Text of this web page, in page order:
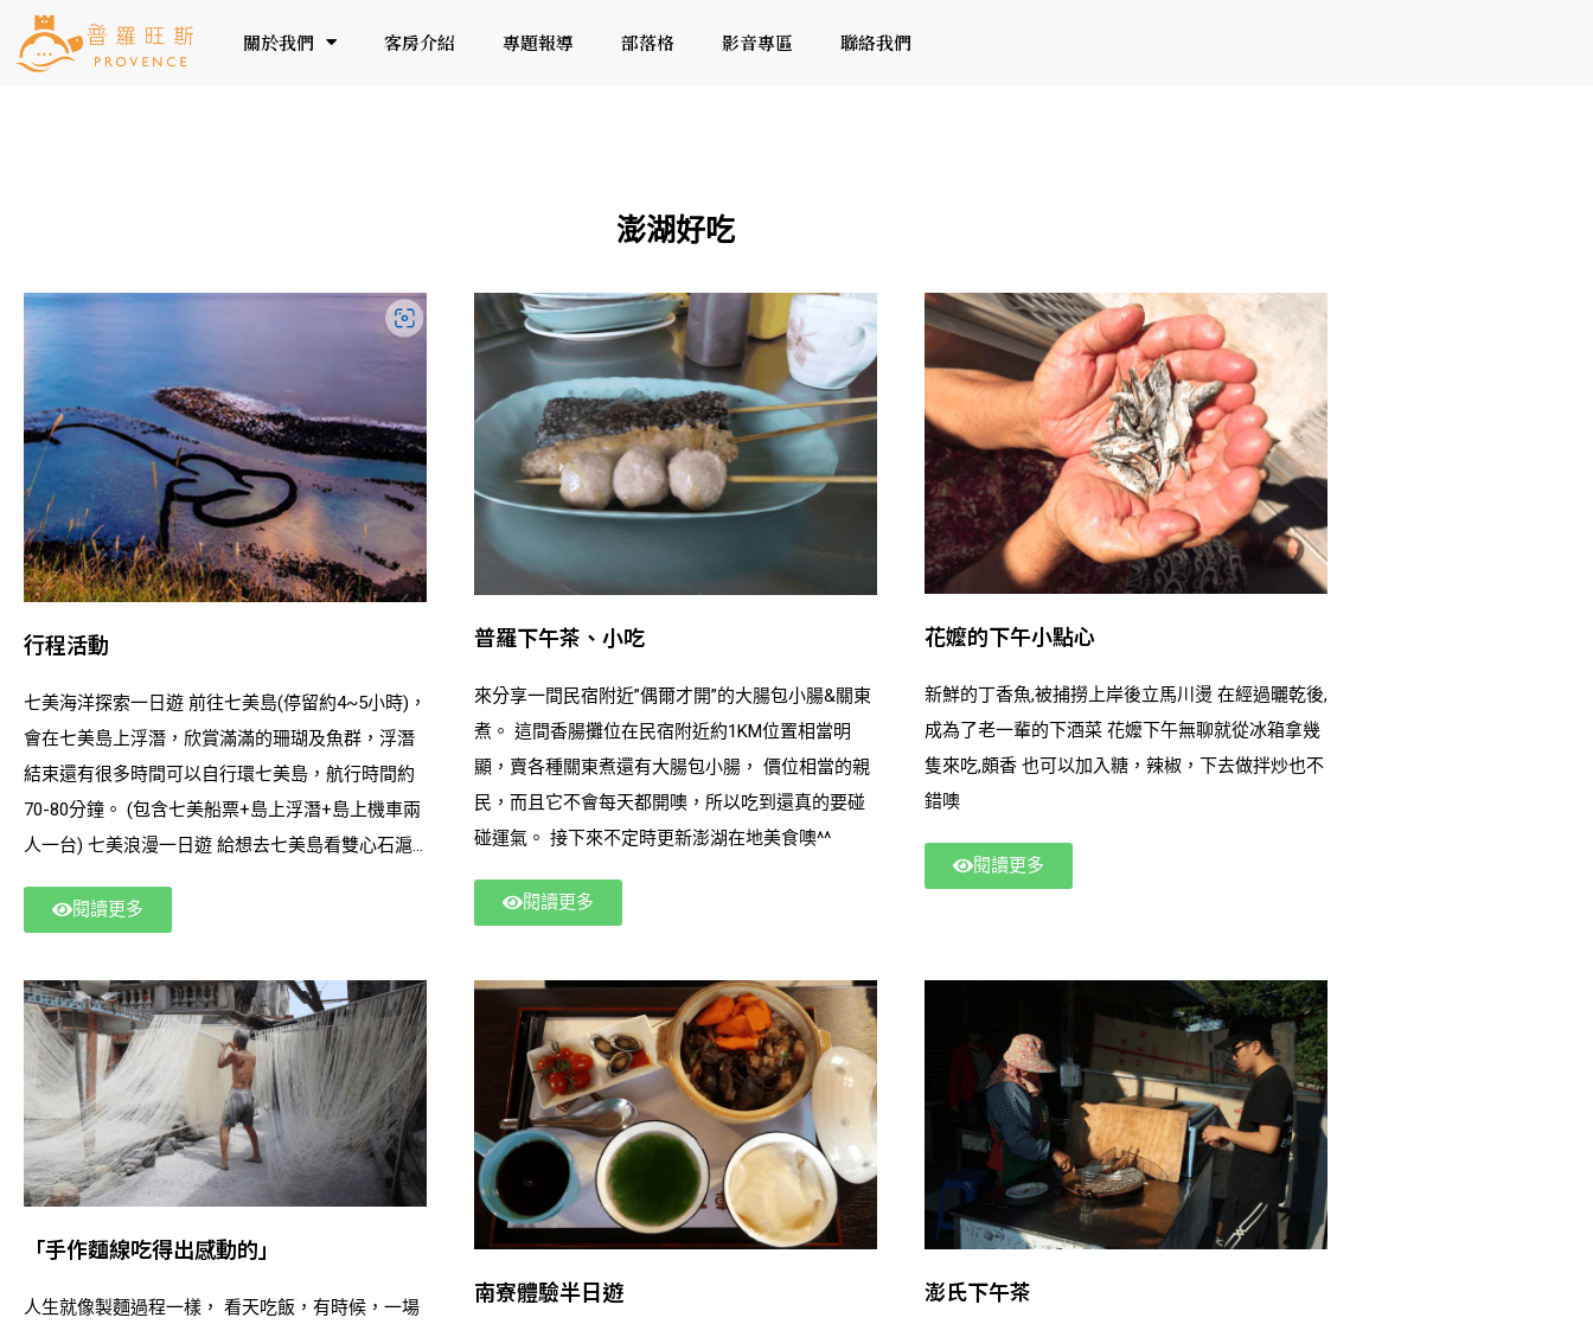
關於我們 客房介紹 專題報導 部落格 影音專區 聯絡我們
澎湖好吃
行程活動
七美海洋探索一日遊 前往七美島(停留約4~5小時)，
會在七美島上浮潛，欣賞滿滿的珊瑚及魚群，浮潛
結束還有很多時間可以自行環七美島，航行時間約
70-80分鐘。 (包含七美船票+島上浮潛+島上機車兩
人一台) 七美浪漫一日遊 給想去七美島看雙心石滬
時自由行。 (包含七美船票+島上機車兩人一台) 七
訪被時間遺忘的島嶼－東吉嶼，遊覽東吉燈塔、八
卦山等，再帶你前往西吉嶼知名藍洞，親睹神秘且
令人嚮往的藍色仙境，接著前進七美島有著小臺灣
及雙心石滬等景點，最後巡航東嶼坪、西嶼坪等小
島。 (包含船票＋七美島機車兩人一台＋隨船導覽)
閱讀更多
普羅下午茶、小吃
來分享一間民宿附近”偶爾才開”的大腸包小腸&關東
煮。 這間香腸攤位在民宿附近約1KM位置相當明
顯，賣各種關東煮還有大腸包小腸， 價位相當的親
民，而且它不會每天都開噢，所以吃到還真的要碰
碰運氣。 接下來不定時更新澎湖在地美食噢^^
閱讀更多
花嬤的下午小點心
新鮮的丁香魚,被捕撈上岸後立馬川燙 在經過曬乾後,
成為了老一輩的下酒菜 花嬤下午無聊就從冰箱拿幾
隻來吃,頗香 也可以加入糖，辣椒，下去做拌炒也不
錯噢
閱讀更多
「手作麵線吃得出感動的」
人生就像製麵過程一樣， 看天吃飯，有時候，一場
南寮體驗半日遊 澎氏下午茶